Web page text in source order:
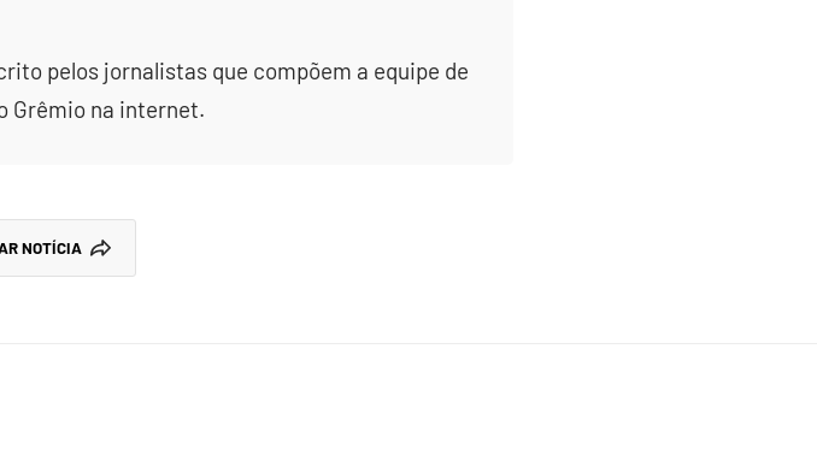
pelos jornalistas que compõem a equipe de
Grêmio na internet.
NOTÍCIA